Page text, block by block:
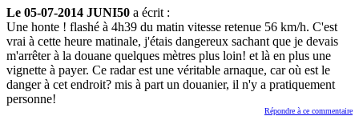
Le 05-07-2014 JUNI50 a écrit :
Une honte ! flashé à 4h39 du matin vitesse retenue 56 km/h. C'est
vrai à cette heure matinale, j'étais dangereux sachant que je devais
m'arrêter à la douane quelques mètres plus loin! et là en plus une
vignette à payer. Ce radar est une véritable arnaque, car où est le
danger à cet endroit? mis à part un douanier, il n'y a pratiquement
personne!
Répondre à ce commentaire